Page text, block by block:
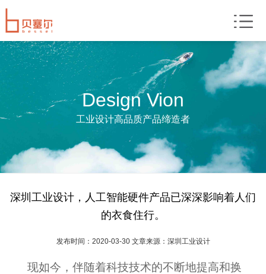
Design Vion
工业设计高品质产品缔造者
深圳工业设计，人工智能硬件产品已深深影响着人们
的衣食住行。
发布时间：2020-03-30 文章来源：深圳工业设计
现如今，伴随着科技技术的不断地提高和换